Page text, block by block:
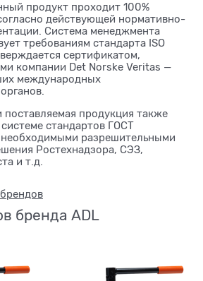
продукт проходит 100%
действующей нормативно-
Система менеджмента
требованиям стандарта ISO
сертификатом,
компании Det Norske Veritas —
международных
поставляемая продукция также
стандартов ГОСТ
необходимыми разрешительными
Ростехнадзора, СЭЗ,
и т.д.
бренда ADL